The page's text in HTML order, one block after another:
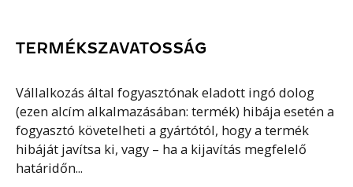
TERMÉKSZAVATOSSÁG
Vállalkozás által fogyasztónak eladott ingó dolog
(ezen alcím alkalmazásában: termék) hibája esetén a
fogyasztó követelheti a gyártótól, hogy a termék
hibáját javítsa ki, vagy – ha a kijavítás megfelelő
határidőn...